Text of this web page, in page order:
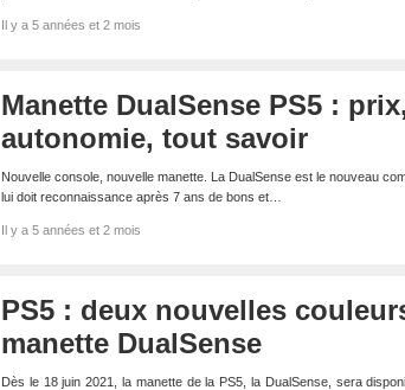
Il y a 5 années et 2 mois
Manette DualSense PS5 :
autonomie, tout savoir
Nouvelle console, nouvelle manette. La DualSense est le nouveau
lui doit reconnaissance après 7 ans de bons et…
Il y a 5 années et 2 mois
PS5 : deux nouvelles
manette DualSense
Dès le 18 juin 2021, la manette de la PS5, la DualSense, sera